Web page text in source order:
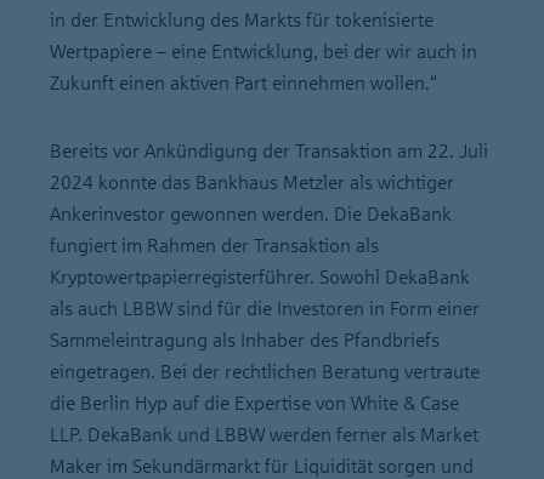
in der Entwicklung des Markts für tokenisierte
Wertpapiere – eine Entwicklung, bei der wir auch in
Zukunft einen aktiven Part einnehmen wollen.“
Bereits vor Ankündigung der Transaktion am 22. Juli
2024 konnte das Bankhaus Metzler als wichtiger
Ankerinvestor gewonnen werden. Die DekaBank
fungiert im Rahmen der Transaktion als
Kryptowertpapierregisterführer. Sowohl DekaBank
als auch LBBW sind für die Investoren in Form einer
Sammeleintragung als Inhaber des Pfandbriefs
eingetragen. Bei der rechtlichen Beratung vertraute
die Berlin Hyp auf die Expertise von White & Case
LLP. DekaBank und LBBW werden ferner als Market
Maker im Sekundärmarkt für Liquidität sorgen und